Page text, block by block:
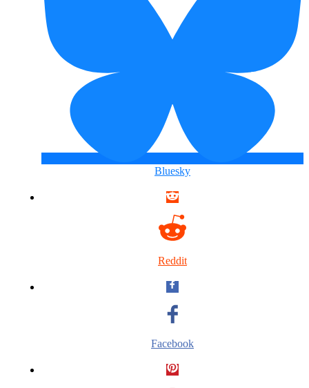
Bluesky
Reddit
Facebook